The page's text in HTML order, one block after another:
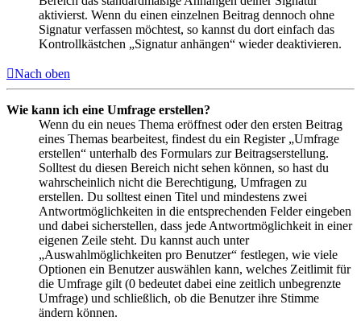
aktivierst. Wenn du einen einzelnen Beitrag dennoch ohne
Signatur verfassen möchtest, so kannst du dort einfach das
Kontrollkästchen „Signatur anhängen“ wieder deaktivieren.
Nach oben
Wie kann ich eine Umfrage erstellen?
Wenn du ein neues Thema eröffnest oder den ersten Beitrag
eines Themas bearbeitest, findest du ein Register „Umfrage
erstellen“ unterhalb des Formulars zur Beitragserstellung.
Solltest du diesen Bereich nicht sehen können, so hast du
wahrscheinlich nicht die Berechtigung, Umfragen zu
erstellen. Du solltest einen Titel und mindestens zwei
Antwortmöglichkeiten in die entsprechenden Felder eingeben
und dabei sicherstellen, dass jede Antwortmöglichkeit in einer
eigenen Zeile steht. Du kannst auch unter
„Auswahlmöglichkeiten pro Benutzer“ festlegen, wie viele
Optionen ein Benutzer auswählen kann, welches Zeitlimit für
die Umfrage gilt (0 bedeutet dabei eine zeitlich unbegrenzte
Umfrage) und schließlich, ob die Benutzer ihre Stimme
ändern können.